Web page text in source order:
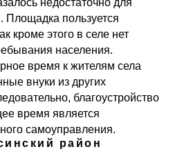
Площадка пользуется
кроме этого в селе нет
населения.
время к жителям села
внуки из других
благоустройство
время является
самоуправления.
район